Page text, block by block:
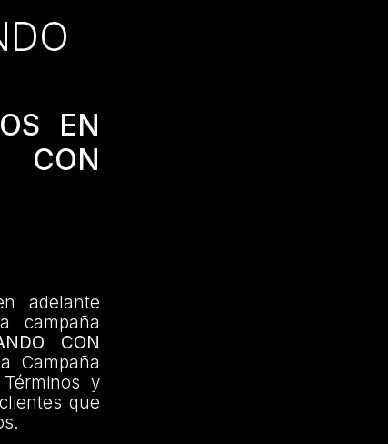
EN
CON
adelante
campaña
CON
Campaña
y
que